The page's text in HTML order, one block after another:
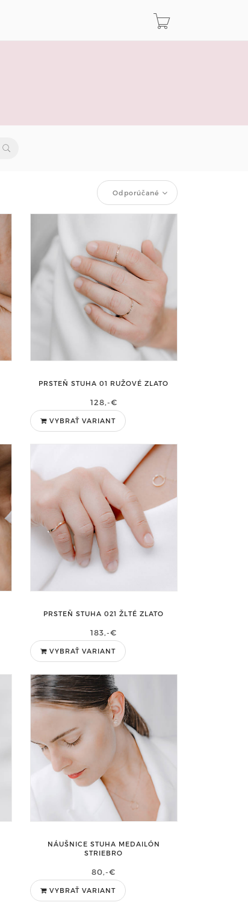
Odporúčané
PRSTEŇ STUHA 01 RUŽOVÉ ZLATO
128,-€
VYBRAŤ VARIANT
PRSTEŇ STUHA 021 ŽLTÉ ZLATO
183,-€
VYBRAŤ VARIANT
NÁUŠNICE STUHA MEDAILÓN
STRIEBRO
80,-€
VYBRAŤ VARIANT